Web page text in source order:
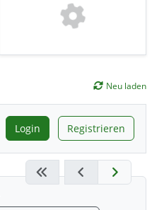
Neu laden
Login Registrieren